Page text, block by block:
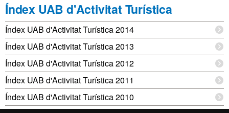
Índex UAB d'Activitat Turística
Índex UAB d'Activitat Turística 2014
Índex UAB d'Activitat Turística 2013
Índex UAB d'Activitat Turística 2012
Índex UAB d'Activitat Turística 2011
Índex UAB d'Activitat Turística 2010